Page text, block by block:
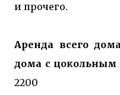
и прочего.
Аренда всего
дома с цокольным
2200